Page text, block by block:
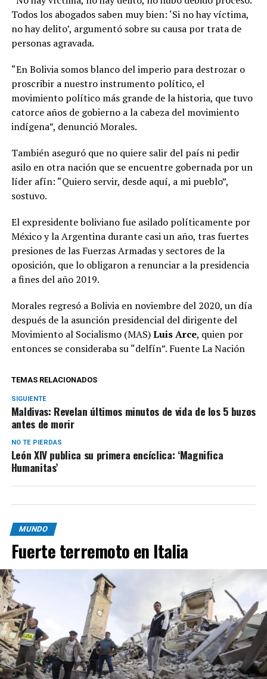
Todos los abogados saben muy bien: ‘Si no hay víctima,
no hay delito’, argumentó sobre su causa por trata de
personas agravada.
“En Bolivia somos blanco del imperio para destrozar o
proscribir a nuestro instrumento político, el
movimiento político más grande de la historia, que tuvo
catorce años de gobierno a la cabeza del movimiento
indígena”, denunció Morales.
También aseguró que no quiere salir del país ni pedir
asilo en otra nación que se encuentre gobernada por un
líder afín: “Quiero servir, desde aquí, a mi pueblo”,
sostuvo.
El expresidente boliviano fue asilado políticamente por
México y la Argentina durante casi un año, tras fuertes
presiones de las Fuerzas Armadas y sectores de la
oposición, que lo obligaron a renunciar a la presidencia
a fines del año 2019.
Morales regresó a Bolivia en noviembre del 2020, un día
después de la asunción presidencial del dirigente del
Movimiento al Socialismo (MAS)LuisArce, quien por
entonces se consideraba su “delfín”. Fuente La Nación
TEMAS RELACIONADOS
SIGUIENTE
Maldivas: Revelan últimos minutos de vida de los 5 buzos
antes de morir
NO TE PIERDAS
León XIV publica su primera encíclica: ‘Magnifica
Humanitas’
MUNDO
Fuerte terremoto en Italia